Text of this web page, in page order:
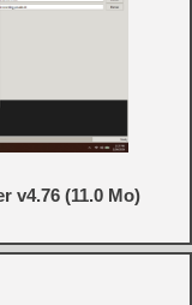
v4.76 (11.0 Mo)